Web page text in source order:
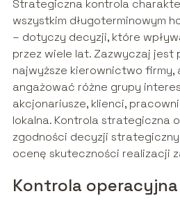
Strategiczna kontrola
wszystkim długoterminowym
– dotyczy decyzji, które
przez wiele lat. Zazwyczaj jest
najwyższe kierownictwo firmy,
angażować różne grupy
akcjonariusze, klienci,
lokalna. Kontrola strategiczna
zgodności decyzji
ocenę skuteczności realizacji
Kontrola operacyjna